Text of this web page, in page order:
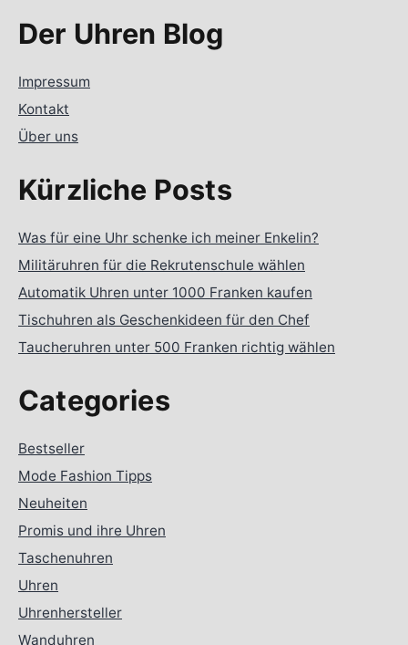
Der Uhren Blog
Impressum
Kontakt
Über uns
Kürzliche Posts
Was für eine Uhr schenke ich meiner Enkelin?
Militäruhren für die Rekrutenschule wählen
Automatik Uhren unter 1000 Franken kaufen
Tischuhren als Geschenkideen für den Chef
Taucheruhren unter 500 Franken richtig wählen
Categories
Bestseller
Mode Fashion Tipps
Neuheiten
Promis und ihre Uhren
Taschenuhren
Uhren
Uhrenhersteller
Wanduhren